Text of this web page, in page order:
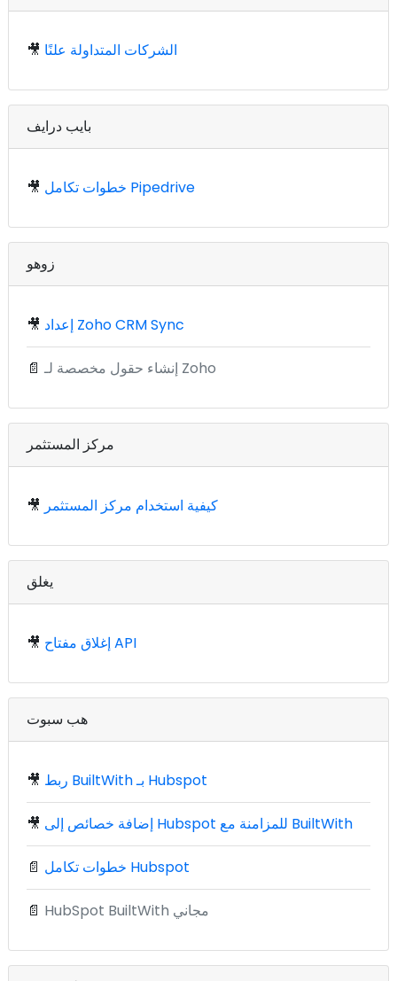
🎥 الشركات المتداولة علنًا
بايب درايف
🎥 خطوات تكامل Pipedrive
زوهو
🎥 إعداد Zoho CRM Sync
📄 إنشاء حقول مخصصة لـ Zoho
مركز المستثمر
🎥 كيفية استخدام مركز المستثمر
يغلق
🎥 إغلاق مفتاح API
هب سبوت
🎥 ربط BuiltWith بـ Hubspot
🎥 إضافة خصائص إلى Hubspot للمزامنة مع BuiltWith
📄 خطوات تكامل Hubspot
📄 HubSpot BuiltWith مجاني